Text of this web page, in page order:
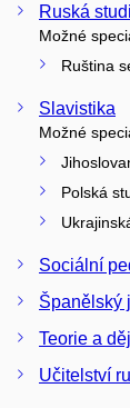
Ruská
Možné
Ruština
Slavistika
Možné
Polská
Sociální
Španělský
Teorie a
Učitelství